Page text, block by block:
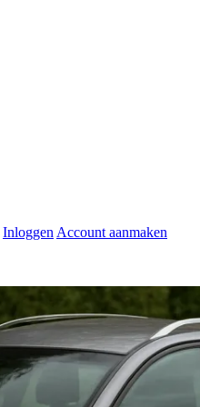
Inloggen Account aanmaken